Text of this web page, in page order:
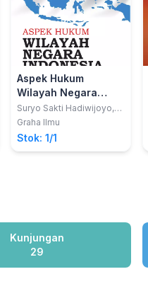
Aspek Hukum
Wilayah Negara
Indonesia
Suryo Sakti Hadiwijoyo,
S.Si., M.H.
Graha Ilmu
Stok: 1/1
Kunjungan
29